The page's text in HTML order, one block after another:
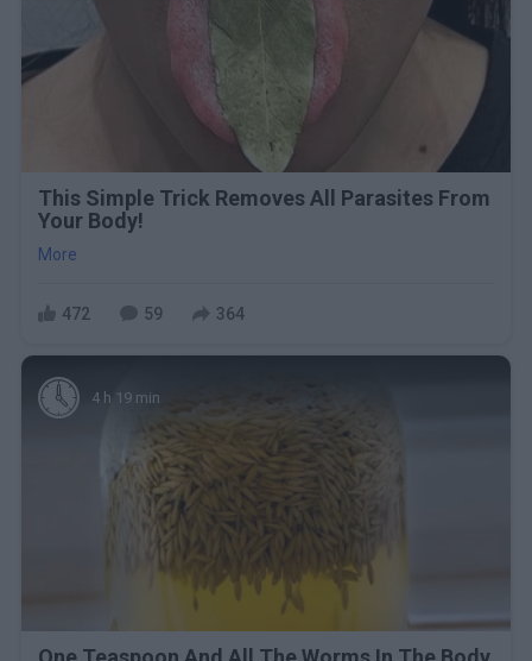
This Simple Trick Removes All Parasites From
Your Body!
More
472 59 364
4 h 19 min